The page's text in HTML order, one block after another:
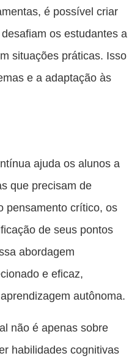
é possível criar
os estudantes a
situações práticas. Isso
e a adaptação às
ajuda os alunos a
que precisam de
pensamento crítico, os
de seus pontos
abordagem
e eficaz,
autônoma.
não é apenas sobre
habilidades cognitivas